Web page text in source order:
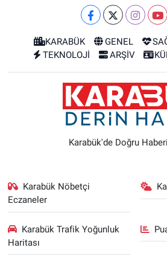
KARABÜK GENEL
TEKNOLOJİ
ARŞİV
Karabük'de Doğru
Karabük Nöbetçi
Eczaneler
Karabük Trafik Yoğunluk
Haritası